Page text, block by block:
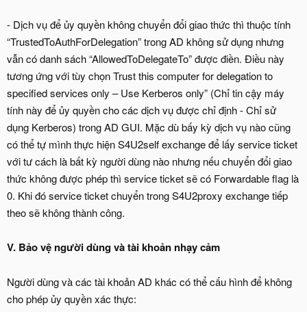
- Dịch vụ để ủy quyền không chuyển đổi giao thức thì thuộc tính
“TrustedToAuthForDelegation” trong AD không sử dụng nhưng
vẫn có danh sách “AllowedToDelegateTo” được điền. Điều này
tương ứng với tùy chọn Trust this computer for delegation to
specified services only – Use Kerberos only” (Chỉ tin cậy máy
tính này để ủy quyền cho các dịch vụ được chỉ định - Chỉ sử
dụng Kerberos) trong AD GUI. Mặc dù bấy kỳ dịch vụ nào cũng
có thể tự mình thực hiện S4U2self exchange để lấy service ticket
với tư cách là bất kỳ người dùng nào nhưng nếu chuyển đổi giao
thức không được phép thì service ticket sẽ có Forwardable flag là
0. Khi đó service ticket chuyển trong S4U2proxy exchange tiếp
theo sẽ không thành công.
V. Bảo vệ người dùng và tài khoản nhạy cảm
Người dùng và các tài khoản AD khác có thể cấu hình để không
cho phép ủy quyền xác thực: